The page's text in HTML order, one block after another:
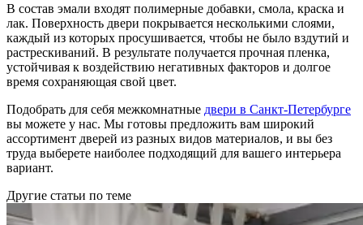
В состав эмали входят полимерные добавки, смола, краска и
лак. Поверхность двери покрывается несколькими слоями,
каждый из которых просушивается, чтобы не было вздутий и
растрескиваний. В результате получается прочная пленка,
устойчивая к воздействию негативных факторов и долгое
время сохраняющая свой цвет.
Подобрать для себя межкомнатные двери в Санкт-Петербурге
вы можете у нас. Мы готовы предложить вам широкий
ассортимент дверей из разных видов материалов, и вы без
труда выберете наиболее подходящий для вашего интерьера
вариант.
Другие статьи по теме